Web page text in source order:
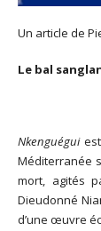
Un article de
Le bal
Nkenguéguiest
Méditerranée
mort, agités
Dieudonné
d’une œuvre